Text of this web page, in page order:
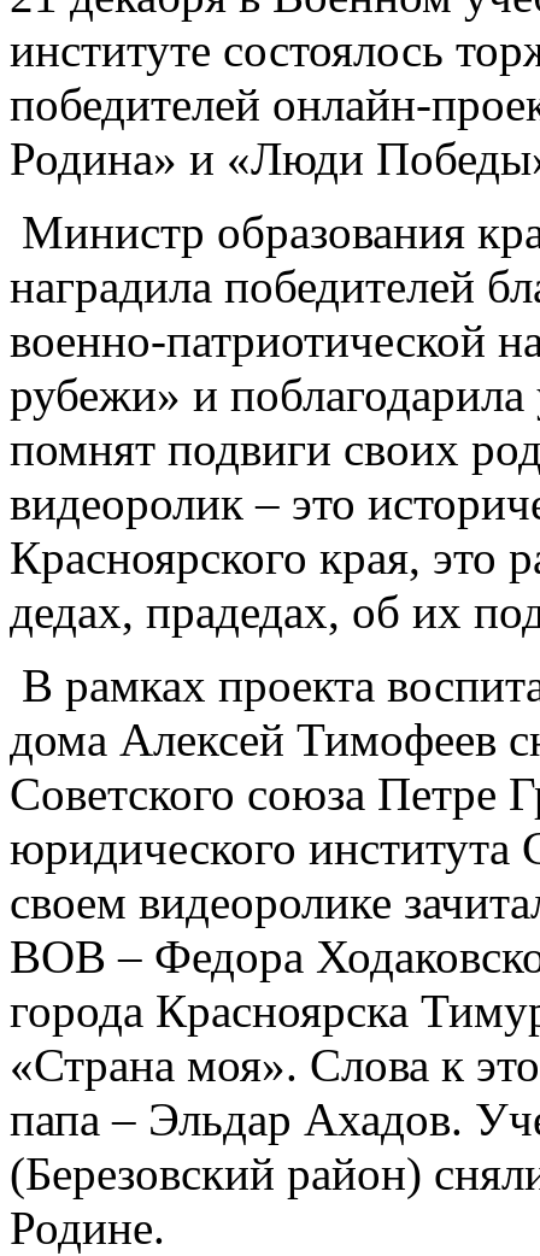
институте состоялось
победителей онлайн-
Родина» и «Люди
Министр образования
наградила победителей
военно-патриотической
рубежи» и поблагодарила
помнят подвиги своих
видеоролик – это
Красноярского края, это
дедах, прадедах, об их
В рамках проекта
дома Алексей Тимофеев
Советского союза Петре
юридического
своем видеоролике
ВОВ – Федора
города Красноярска
«Страна моя». Слова к
папа – Эльдар Ахадов.
(Березовский район)
Родине.